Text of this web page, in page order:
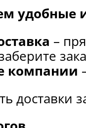
удобные
–
компании
доставки